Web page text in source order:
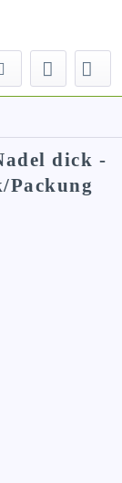
dick -
Packung